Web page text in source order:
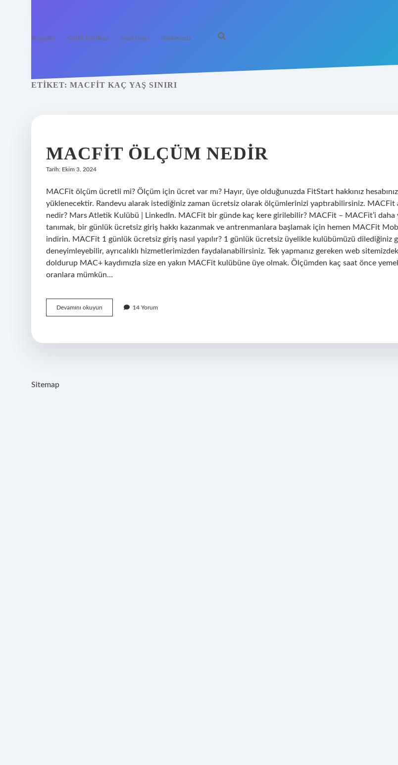
Anasayfa Gizlilik Politikası Yasal Uyarı Hakkımızda
ETIKET: MACFIT KAÇ YAŞ SINIRI
MACFIT ÖLÇÜM NEDIR
Tarih: Ekim 3, 2024
MACFit ölçüm ücretli mi? Ölçüm için ücret var mı? Hayır, üye olduğunuzda FitStart hakkınız
yüklenecektir. Randevu alarak istediğiniz zaman ücretsiz olarak ölçümlerinizi yaptırabilirsiniz. MACFit
nedir? Mars Atletik Kulübü | LinkedIn. MACFit bir günde kaç kere girilebilir? MACFit – MACFit’i daha
tanımak, bir günlük ücretsiz giriş hakkı kazanmak ve antrenmanlara başlamak için hemen MACFit
indirin. MACFit 1 günlük ücretsiz giriş nasıl yapılır? 1 günlük ücretsiz üyelikle kulübümüzü dilediğiniz
deneyimleyebilir, ayrıcalıklı hizmetlerimizden faydalanabilirsiniz. Tek yapmanız gereken web
doldurup MAC+ kaydımızla size en yakın MACFit kulübüne üye olmak. Ölçümden kaç saat önce
oranlara mümkün…
Devamını okuyun
Ölçüm
14 Yorum
Sitemap